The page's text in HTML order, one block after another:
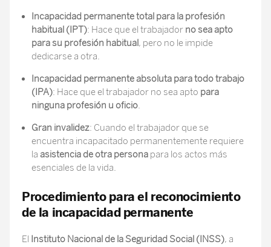
Incapacidad permanente total para la profesión
habitual (IPT): Hace que el trabajador no sea apto
para su profesión habitual, pero no le impide
dedicarse a otra.
Incapacidad permanente absoluta para todo trabajo
(IPA): Hace que el trabajador no sea apto para
ninguna profesión u oficio.
Gran invalidez: Cuando el trabajador que se
encuentra incapacitado permanentemente requiere
la asistencia de otra persona para los actos más
esenciales de la vida.
Procedimiento para el reconocimiento
de la incapacidad permanente
El Instituto Nacional de la Seguridad Social (INSS), a